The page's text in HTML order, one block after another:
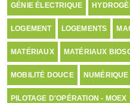
GÉNIE ÉLECTRIQUE
LOGEMENT LOGEMENTS
MATÉRIAUX MATÉRIAUX
MOBILITÉ DOUCE NUMÉRIQUE
PILOTAGE D'OPÉRATION - MOEX